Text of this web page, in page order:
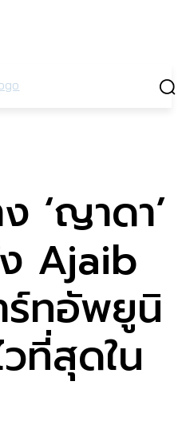
‘ญาดา’
Ajaib
ร์ทอัพยูนิ
ที่สุดใน